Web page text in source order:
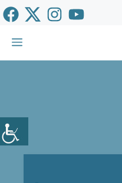
Saltar
al
contenido
Menú